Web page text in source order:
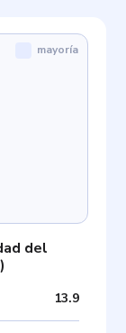
del
)
13.9
mayoría